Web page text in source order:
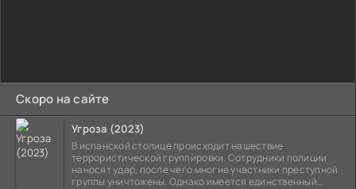
Скоро на сайте
Угроза (2023)
В испанской столице происходит нашествие
террористической группировки. Сотрудники полиции
наносят удар, после чего многие участники преступной
группы уничтожены. Однако имеется единственный